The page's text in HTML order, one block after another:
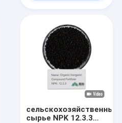
сельскохозяйственный
сырье NPK 12.3.3